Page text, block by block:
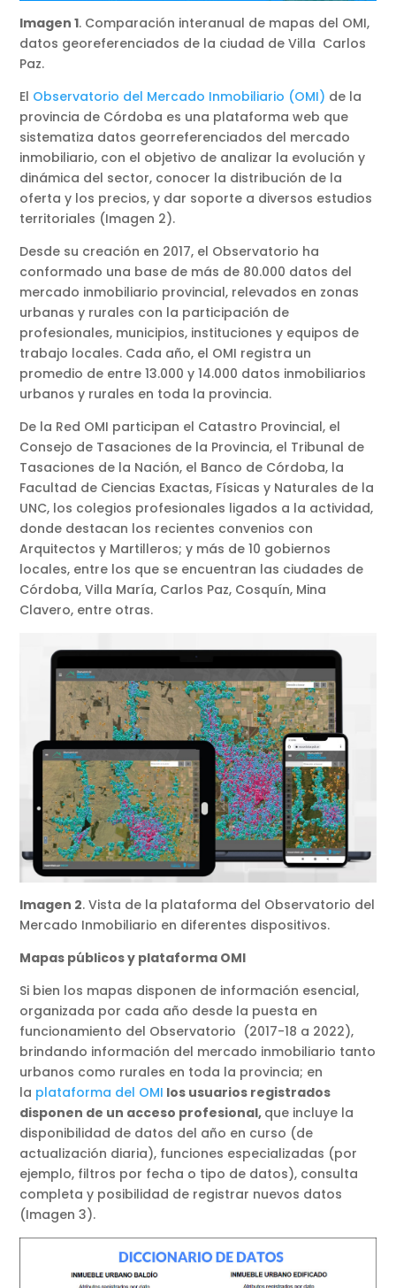
Imagen 1. Comparación interanual de mapas del OMI,
datos georeferenciados de la ciudad de Villa Carlos
Paz.
El Observatorio del Mercado Inmobiliario (OMI) de la
provincia de Córdoba es una plataforma web que
sistematiza datos georreferenciados del mercado
inmobiliario, con el objetivo de analizar la evolución y
dinámica del sector, conocer la distribución de la
oferta y los precios, y dar soporte a diversos estudios
territoriales (Imagen 2).
Desde su creación en 2017, el Observatorio ha
conformado una base de más de 80.000 datos del
mercado inmobiliario provincial, relevados en zonas
urbanas y rurales con la participación de
profesionales, municipios, instituciones y equipos de
trabajo locales. Cada año, el OMI registra un
promedio de entre 13.000 y 14.000 datos inmobiliarios
urbanos y rurales en toda la provincia.
De la Red OMI participan el Catastro Provincial, el
Consejo de Tasaciones de la Provincia, el Tribunal de
Tasaciones de la Nación, el Banco de Córdoba, la
Facultad de Ciencias Exactas, Físicas y Naturales de la
UNC, los colegios profesionales ligados a la actividad,
donde destacan los recientes convenios con
Arquitectos y Martilleros; y más de 10 gobiernos
locales, entre los que se encuentran las ciudades de
Córdoba, Villa María, Carlos Paz, Cosquín, Mina
Clavero, entre otras.
Imagen 2. Vista de la plataforma del Observatorio del
Mercado Inmobiliario en diferentes dispositivos.
Mapas públicos y plataforma OMI
Si bien los mapas disponen de información esencial,
organizada por cada año desde la puesta en
funcionamiento del Observatorio (2017-18 a 2022),
brindando información del mercado inmobiliario tanto
urbanos como rurales en toda la provincia; en
la plataforma del OMI los usuarios registrados
disponen de un acceso profesional, que incluye la
disponibilidad de datos del año en curso (de
actualización diaria), funciones especializadas (por
ejemplo, filtros por fecha o tipo de datos), consulta
completa y posibilidad de registrar nuevos datos
(Imagen 3).